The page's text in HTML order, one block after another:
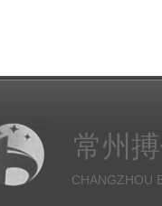
常州
CHANGZHOU